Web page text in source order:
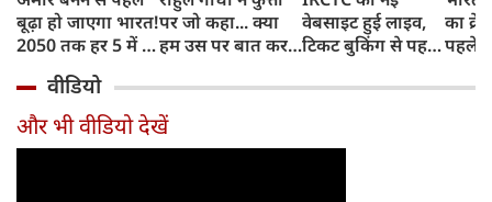
बूढ़ा हो जाएगा भारत!
2050 तक हर 5 में 1
साल से ज्यादा उम्र का
पर जो कहा... क्या
हम उस पर बात कर
वेबसाइट हुई लाइव,
टिकट बुकिंग से पहले
काम, जानें पूरा
का
पहले
और
वीडियो
और भी वीडियो देखें